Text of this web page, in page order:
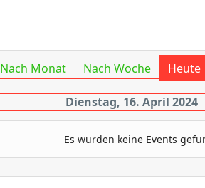
Nach Monat Nach Woche Heute
Dienstag, 16. April 2024
Es wurden keine Events